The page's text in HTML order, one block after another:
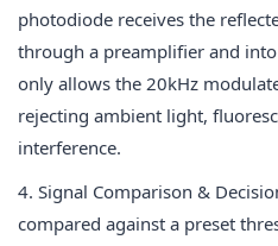
photodiode receives the
through a preamplifier and
only allows the 20kHz
rejecting ambient light,
interference.
4. Signal Comparison &
compared against a preset